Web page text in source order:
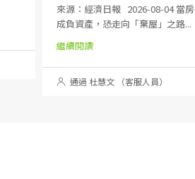
來源：經濟日報 2026-08-04 當
成負資產，恐走向「棄屋」之路...
繼續閱讀
通過 杜慧文 （客服人員）